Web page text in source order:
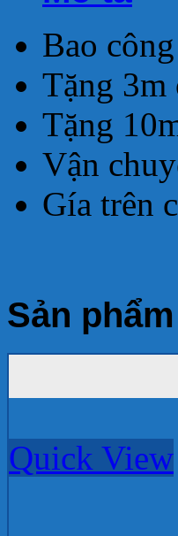
Bao
Tặng 3m
Tặng
Vận
Gía trên
Sản
Quick View